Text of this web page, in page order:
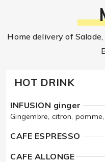
Home delivery of
HOT DRINK
INFUSION ginger
Gingembre, citron, pomme,
CAFE ESPRESSO
CAFE ALLONGE